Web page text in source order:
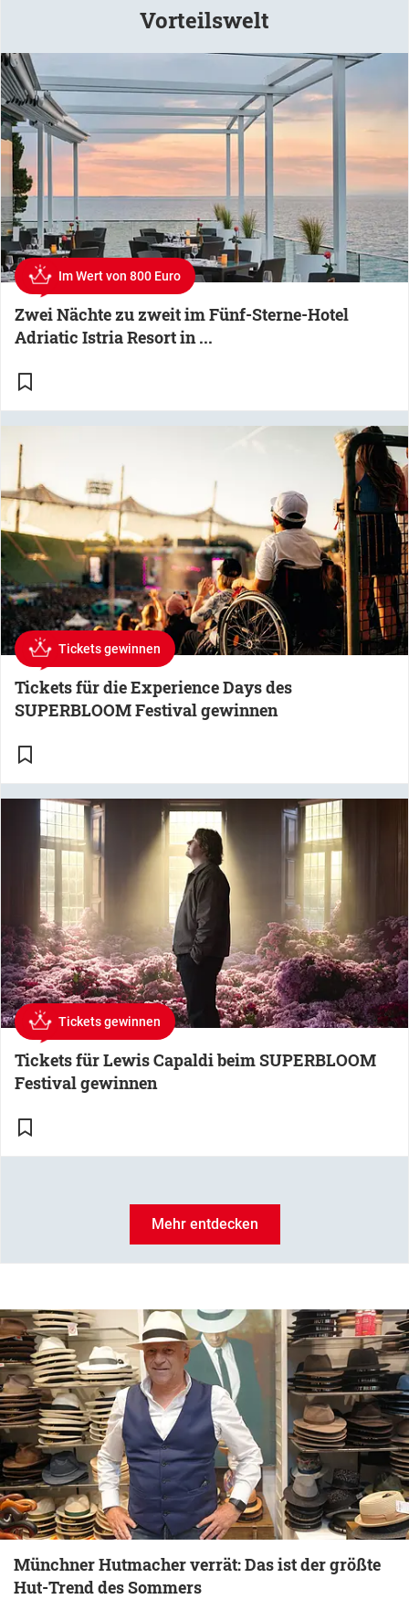
Vorteilswelt
Im Wert von 800 Euro
Zwei Nächte zu zweit im Fünf-Sterne-Hotel
Adriatic Istria Resort in ...
Tickets gewinnen
Tickets für die Experience Days des
SUPERBLOOM Festival gewinnen
Tickets gewinnen
Tickets für Lewis Capaldi beim SUPERBLOOM
Festival gewinnen
Mehr entdecken
Münchner Hutmacher verrät: Das ist der größte
Hut-Trend des Sommers